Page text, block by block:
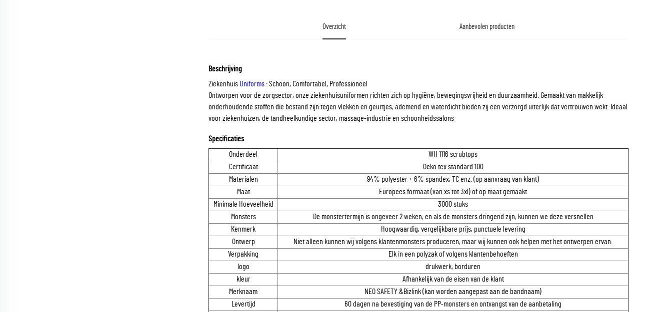
Overzicht Aanbevolen producten
Beschrijving
Ziekenhuis Uniforms : Schoon, Comfortabel, Professioneel
Ontworpen voor de zorgsector, onze ziekenhuisuniformen richten zich op hygiëne, bewegingsvrijheid en duurzaamheid. Gemaakt van makkelijk
onderhoudende stoffen die bestand zijn tegen vlekken en geurtjes, ademend en waterdicht bieden zij een verzorgd uiterlijk dat vertrouwen wekt. Ideaal
voor ziekenhuizen, de tandheelkundige sector, massage-industrie en schoonheidssalons
Specificaties
Onderdeel
WH 1116 scrubtops
Certificaat
Oeko tex standard 100
Materialen
94% polyester + 6% spandex, TC enz. (op aanvraag van klant)
Maat
Europees formaat (van xs tot 3xl) of op maat gemaakt
Minimale Hoeveelheid
3000 stuks
Monsters
De monstertermijn is ongeveer 2 weken, en als de monsters dringend zijn, kunnen we deze versnellen
Kenmerk
Hoogwaardig, vergelijkbare prijs, punctuele levering
Ontwerp
Niet alleen kunnen wij volgens klantenmonsters produceren, maar wij kunnen ook helpen met het ontwerpen ervan.
Verpakking
Elk in een polyzak of volgens klantenbehoeften
logo
drukwerk, borduren
kleur
Afhankelijk van de eisen van de klant
Merknaam
NEO SAFETY &Bizlink (kan worden aangepast aan de bandnaam)
Levertijd
60 dagen na bevestiging van de PP-monsters en ontvangst van de aanbetaling